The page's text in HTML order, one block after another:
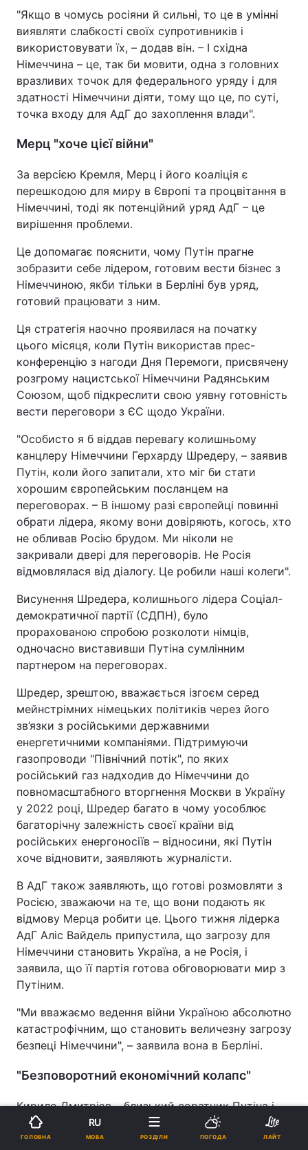
"Якщо в чомусь росіяни й сильні, то це в умінні
виявляти слабкості своїх супротивників і
використовувати їх, – додав він. – І східна
Німеччина – це, так би мовити, одна з головних
вразливих точок для федерального уряду і для
здатності Німеччини діяти, тому що це, по суті,
точка входу для АдГ до захоплення влади".
Мерц "хоче цієї війни"
За версією Кремля, Мерц і його коаліція є
перешкодою для миру в Європі та процвітання в
Німеччині, тоді як потенційний уряд АдГ – це
вирішення проблеми.
Це допомагає пояснити, чому Путін прагне
зобразити себе лідером, готовим вести бізнес з
Німеччиною, якби тільки в Берліні був уряд,
готовий працювати з ним.
Ця стратегія наочно проявилася на початку
цього місяця, коли Путін використав прес-
конференцію з нагоди Дня Перемоги, присвячену
розгрому нацистської Німеччини Радянським
Союзом, щоб підкреслити свою уявну готовність
вести переговори з ЄС щодо України.
"Особисто я б віддав перевагу колишньому
канцлеру Німеччини Герхарду Шредеру, – заявив
Путін, коли його запитали, хто міг би стати
хорошим європейським посланцем на
переговорах. – В іншому разі європейці повинні
обрати лідера, якому вони довіряють, когось, хто
не обливав Росію брудом. Ми ніколи не
закривали двері для переговорів. Не Росія
відмовлялася від діалогу. Це робили наші колеги".
Висунення Шредера, колишнього лідера Соціал-
демократичної партії (СДПН), було
прорахованою спробою розколоти німців,
одночасно виставивши Путіна сумлінним
партнером на переговорах.
Шредер, зрештою, вважається ізгоєм серед
мейнстрімних німецьких політиків через його
зв’язки з російськими державними
енергетичними компаніями. Підтримуючи
газопроводи "Північний потік", по яких
російський газ надходив до Німеччини до
повномасштабного вторгнення Москви в Україну
у 2022 році, Шредер багато в чому уособлює
багаторічну залежність своєї країни від
російських енергоносіїв – відносини, які Путін
хоче відновити, заявляють журналісти.
В АдГ також заявляють, що готові розмовляти з
Росією, зважаючи на те, що вони подають як
відмову Мерца робити це. Цього тижня лідерка
АдГ Аліс Вайдель припустила, що загрозу для
Німеччини становить Україна, а не Росія, і
заявила, що її партія готова обговорювати мир з
Путіним.
"Ми вважаємо ведення війни Україною абсолютно
катастрофічним, що становить величезну загрозу
безпеці Німеччини", – заявила вона в Берліні.
"Безповоротний економічний колапс"
Кирило Дмитрієв – близький соратник Путіна і
посланець Кремля, який брав участь у
переговорах з адміністрацією Трампа щодо війни
ГОЛОВНА
RU
МОВА РОЗДІЛИ ПОГОДА ЛАЙТ